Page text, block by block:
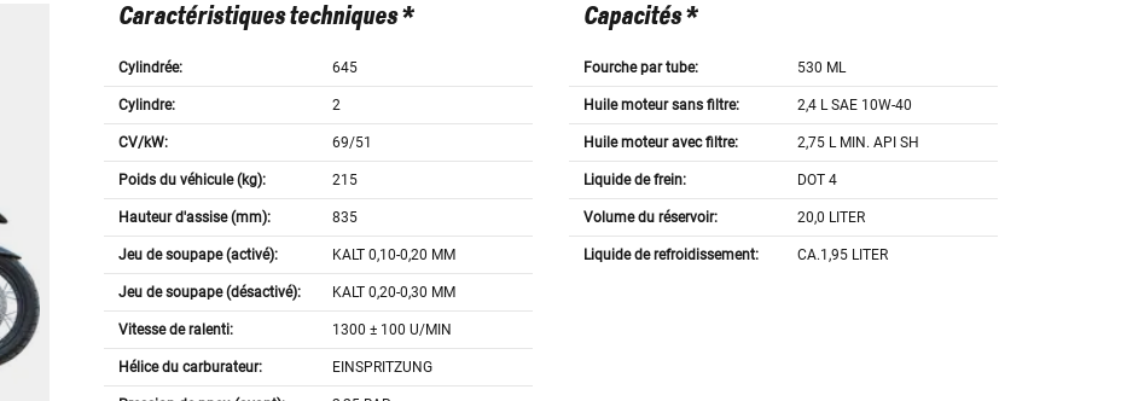
Caractéristiques techniques *
Cylindrée: 645
Cylindre: 2
CV/kW: 69/51
Poids du véhicule (kg): 215
Hauteur d'assise (mm): 835
Jeu de soupape (activé): KALT 0,10-0,20 MM
Jeu de soupape (désactivé): KALT 0,20-0,30 MM
Vitesse de ralenti: 1300 ± 100 U/MIN
Hélice du carburateur: EINSPRITZUNG
Capacités *
Fourche par tube: 530 ML
Huile moteur sans filtre: 2,4 L SAE 10W-40
Huile moteur avec filtre: 2,75 L MIN. API SH
Liquide de frein: DOT 4
Volume du réservoir: 20,0 LITER
Liquide de refroidissement: CA.1,95 LITER